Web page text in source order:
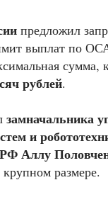
предложил
выплат по
сумма,
рублей.
замначальника
и
Аллу
крупном размере.